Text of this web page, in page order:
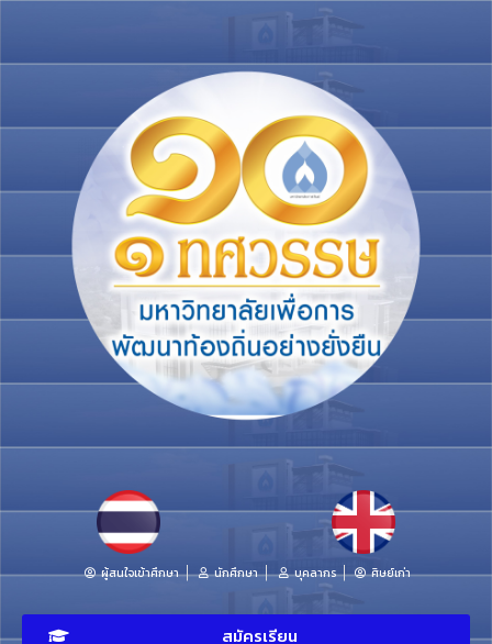
ผู้สนใจเข้าศึกษา นักศึกษา บุคลากร ศิษย์เก่า
สมัครเรียน